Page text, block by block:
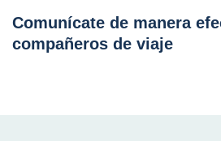
Comunícate de manera
compañeros de viaje